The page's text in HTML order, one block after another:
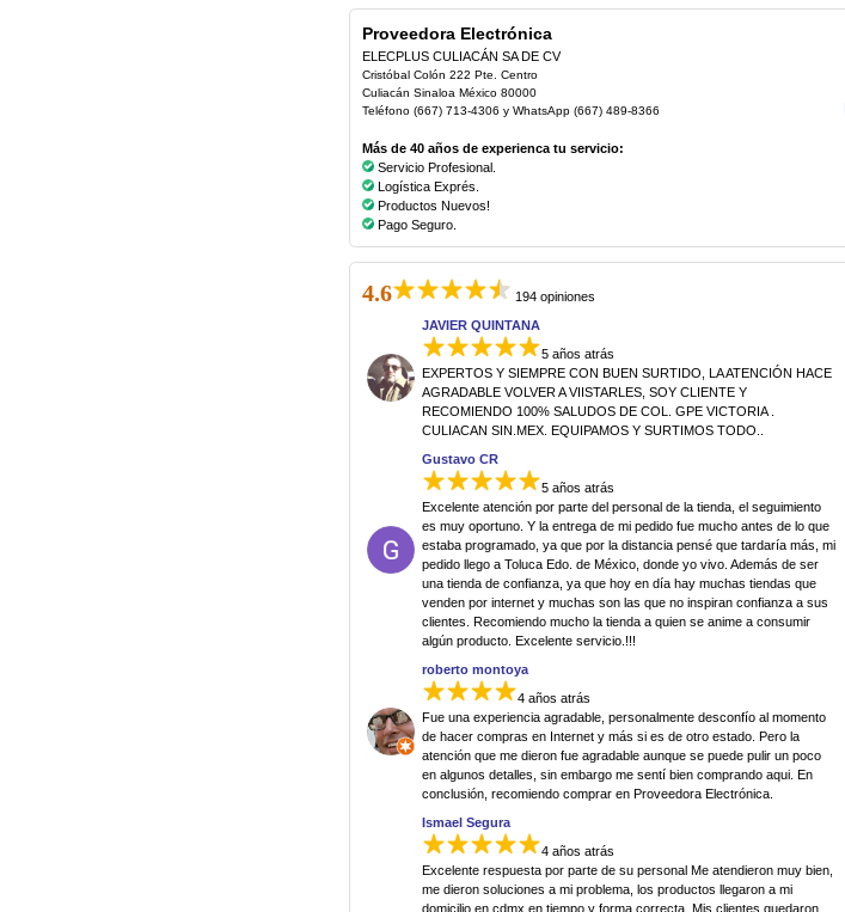
Proveedora Electrónica
ELECPLUS CULIACÁN SA DE CV
Cristóbal Colón 222 Pte. Centro
Culiacán Sinaloa México 80000
Teléfono (667) 713-4306 y WhatsApp (667) 489-8366
Más de 40 años de experienca tu servicio:
Servicio Profesional.
Logística Exprés.
Productos Nuevos!
Pago Seguro.
4.6
194 opiniones
JAVIER QUINTANA
5 años atrás
EXPERTOS Y SIEMPRE CON BUEN SURTIDO, LA ATENCIÓN HACE
AGRADABLE VOLVER A VIISTARLES, SOY CLIENTE Y
RECOMIENDO 100% SALUDOS DE COL. GPE VICTORIA .
CULIACAN SIN.MEX. EQUIPAMOS Y SURTIMOS TODO..
Gustavo CR
5 años atrás
Excelente atención por parte del personal de la tienda, el seguimiento
es muy oportuno. Y la entrega de mi pedido fue mucho antes de lo que
estaba programado, ya que por la distancia pensé que tardaría más, mi
pedido llego a Toluca Edo. de México, donde yo vivo. Además de ser
una tienda de confianza, ya que hoy en día hay muchas tiendas que
venden por internet y muchas son las que no inspiran confianza a sus
clientes. Recomiendo mucho la tienda a quien se anime a consumir
algún producto. Excelente servicio.!!!
roberto montoya
4 años atrás
Fue una experiencia agradable, personalmente desconfío al momento
de hacer compras en Internet y más si es de otro estado. Pero la
atención que me dieron fue agradable aunque se puede pulir un poco
en algunos detalles, sin embargo me sentí bien comprando aqui. En
conclusión, recomiendo comprar en Proveedora Electrónica.
Ismael Segura
4 años atrás
Excelente respuesta por parte de su personal Me atendieron muy bien,
me dieron soluciones a mi problema, los productos llegaron a mi
domicilio en cdmx en tiempo y forma correcta. Mis clientes quedaron